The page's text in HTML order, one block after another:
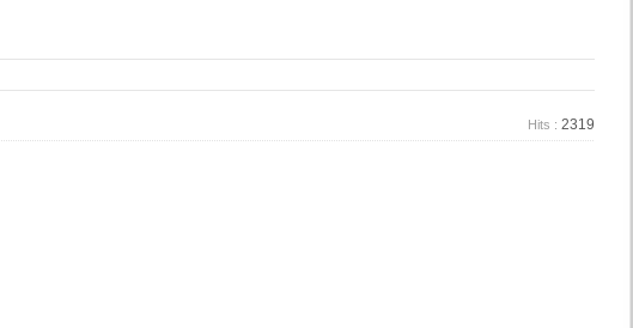
Hits : 2319